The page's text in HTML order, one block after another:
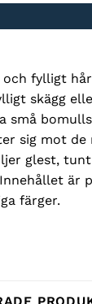
fylligt
skägg
små
sig mot de
glest,
är
färger.